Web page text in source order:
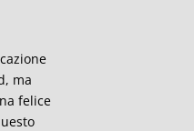
ma
felice